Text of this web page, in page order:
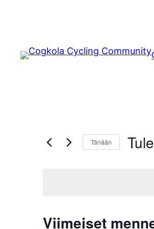
Tänään
Viimeiset